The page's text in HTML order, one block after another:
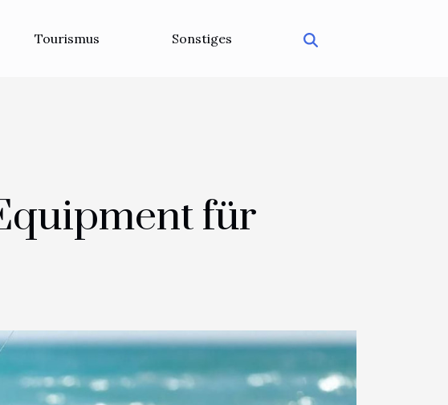
Tourismus Sonstiges
für